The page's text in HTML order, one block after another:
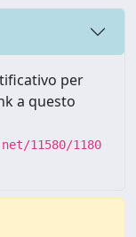
per
a questo
11580/1180